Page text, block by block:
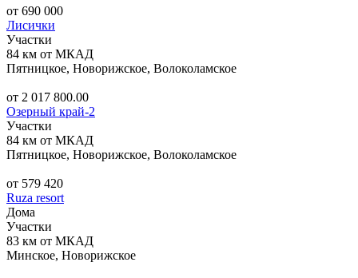
от 690 000
Лисички
Участки
84 км от МКАД
Пятницкое, Новорижское, Волоколамское
от 2 017 800.00
Озерный край-2
Участки
84 км от МКАД
Пятницкое, Новорижское, Волоколамское
от 579 420
Ruza resort
Дома
Участки
83 км от МКАД
Минское, Новорижское